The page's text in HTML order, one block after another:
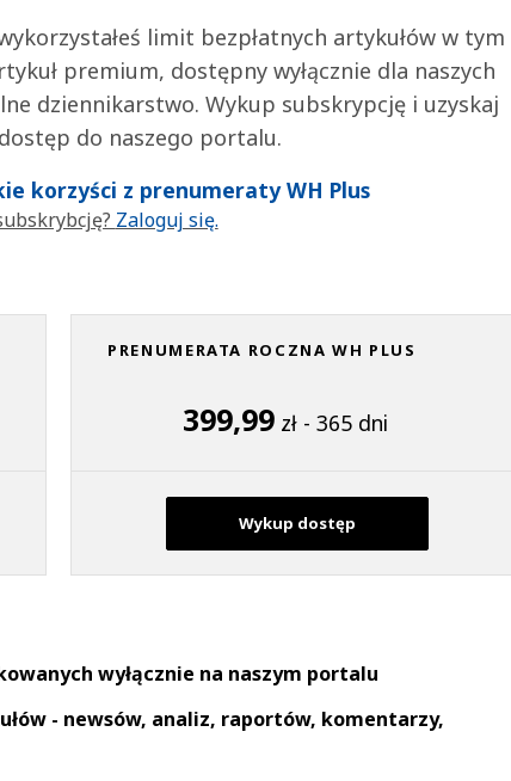
limit bezpłatnych artykułów w tym
premium, dostępny wyłącznie dla naszych
dziennikarstwo. Wykup subskrypcję i uzyskaj
do naszego portalu.
korzyści z prenumeraty WH Plus
Zaloguj się.
PRENUMERATA ROCZNA WH PLUS
399,99 zł - 365 dni
Wykup dostęp
wyłącznie na naszym portalu
- newsów, analiz, raportów, komentarzy,